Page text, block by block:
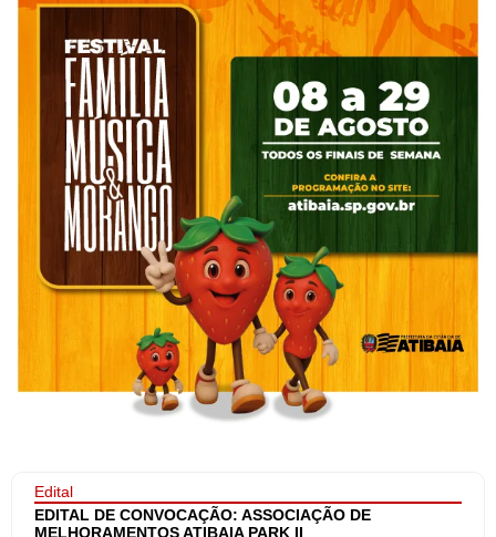
Edital
EDITAL DE CONVOCAÇÃO: ASSOCIAÇÃO DE
MELHORAMENTOS ATIBAIA PARK II